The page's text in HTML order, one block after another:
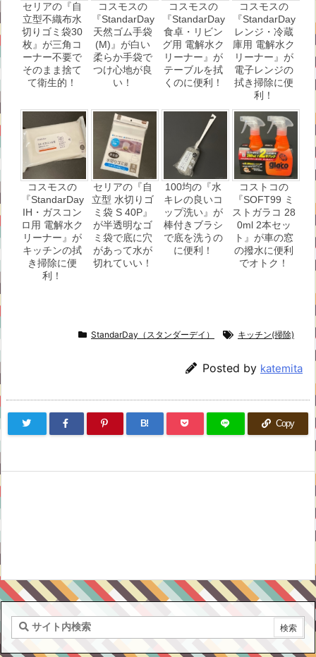
セリアの『自
立型不織布水
切りゴミ袋30
枚』が三角コ
ーナー不要で
そのまま捨て
て衛生的！
コスモスの
『StandarDay
天然ゴム手袋
(M)』が白い
柔らか手袋で
つけ心地が良
い！
コスモスの
『StandarDay
食卓・リビン
グ用 電解水ク
リーナー』が
テーブルを拭
くのに便利！
コスモスの
『StandarDay
レンジ・冷蔵
庫用 電解水ク
リーナー』が
電子レンジの
拭き掃除に便
利！
コスモスの
『StandarDay
IH・ガスコン
ロ用 電解水ク
リーナー』が
キッチンの拭
き掃除に便
利！
セリアの『自
立型 水切りゴ
ミ袋 S 40P』
が半透明なゴ
ミ袋で底に穴
があって水が
切れていい！
100均の『水
キレの良いコ
ップ洗い』が
棒付きブラシ
で底を洗うの
に便利！
コストコの
『SOFT99 ミ
ストガラコ 28
0ml 2本セッ
ト』が車の窓
の撥水に便利
でオトク！
StandarDay（スタンダーデイ） キッチン(掃除)
Posted by katemita
B! Copy